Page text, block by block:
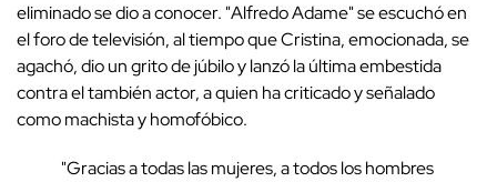
eliminado se dio a conocer. "Alfredo Adame" se escuchó en
el foro de televisión, al tiempo que Cristina, emocionada, se
agachó, dio un grito de júbilo y lanzó la última embestida
contra el también actor, a quien ha criticado y señalado
como machista y homofóbico.
"Gracias a todas las mujeres, a todos los hombres